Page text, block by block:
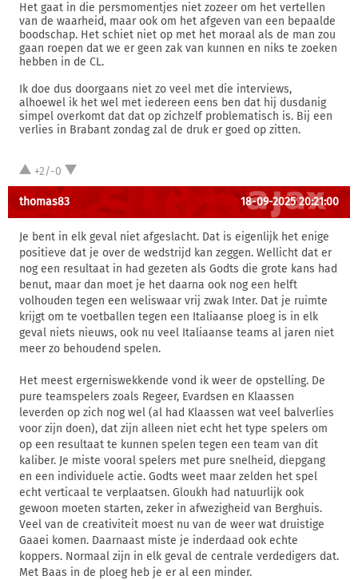
Het gaat in die persmomentjes niet zozeer om het vertellen
van de waarheid, maar ook om het afgeven van een bepaalde
boodschap. Het schiet niet op met het moraal als de man zou
gaan roepen dat we er geen zak van kunnen en niks te zoeken
hebben in de CL.
Ik doe dus doorgaans niet zo veel met die interviews,
alhoewel ik het wel met iedereen eens ben dat hij dusdanig
simpel overkomt dat dat op zichzelf problematisch is. Bij een
verlies in Brabant zondag zal de druk er goed op zitten.
+2/-0
thomas83 18-09-2025 20:21:00
Je bent in elk geval niet afgeslacht. Dat is eigenlijk het enige
positieve dat je over de wedstrijd kan zeggen. Wellicht dat er
nog een resultaat in had gezeten als Godts die grote kans had
benut, maar dan moet je het daarna ook nog een helft
volhouden tegen een weliswaar vrij zwak Inter. Dat je ruimte
krijgt om te voetballen tegen een Italiaanse ploeg is in elk
geval niets nieuws, ook nu veel Italiaanse teams al jaren niet
meer zo behoudend spelen.
Het meest ergerniswekkende vond ik weer de opstelling. De
pure teamspelers zoals Regeer, Evardsen en Klaassen
leverden op zich nog wel (al had Klaassen wat veel balverlies
voor zijn doen), dat zijn alleen niet echt het type spelers om
op een resultaat te kunnen spelen tegen een team van dit
kaliber. Je miste vooral spelers met pure snelheid, diepgang
en een individuele actie. Godts weet maar zelden het spel
echt verticaal te verplaatsen. Gloukh had natuurlijk ook
gewoon moeten starten, zeker in afwezigheid van Berghuis.
Veel van de creativiteit moest nu van de weer wat druistige
Gaaei komen. Daarnaast miste je inderdaad ook echte
koppers. Normaal zijn in elk geval de centrale verdedigers dat.
Met Baas in de ploeg heb je er al een minder.